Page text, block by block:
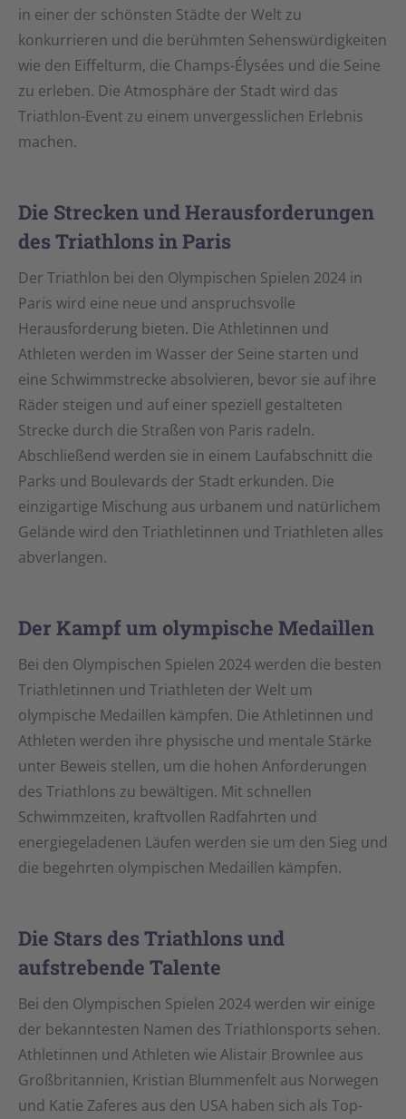
in einer der schönsten Städte der Welt zu
konkurrieren und die berühmten Sehenswürdigkeiten
wie den Eiffelturm, die Champs-Élysées und die Seine
zu erleben. Die Atmosphäre der Stadt wird das
Triathlon-Event zu einem unvergesslichen Erlebnis
machen.
Die Strecken und Herausforderungen
des Triathlons in Paris
Der Triathlon bei den Olympischen Spielen 2024 in
Paris wird eine neue und anspruchsvolle
Herausforderung bieten. Die Athletinnen und
Athleten werden im Wasser der Seine starten und
eine Schwimmstrecke absolvieren, bevor sie auf ihre
Räder steigen und auf einer speziell gestalteten
Strecke durch die Straßen von Paris radeln.
Abschließend werden sie in einem Laufabschnitt die
Parks und Boulevards der Stadt erkunden. Die
einzigartige Mischung aus urbanem und natürlichem
Gelände wird den Triathletinnen und Triathleten alles
abverlangen.
Der Kampf um olympische Medaillen
Bei den Olympischen Spielen 2024 werden die besten
Triathletinnen und Triathleten der Welt um
olympische Medaillen kämpfen. Die Athletinnen und
Athleten werden ihre physische und mentale Stärke
unter Beweis stellen, um die hohen Anforderungen
des Triathlons zu bewältigen. Mit schnellen
Schwimmzeiten, kraftvollen Radfahrten und
energiegeladenen Läufen werden sie um den Sieg und
die begehrten olympischen Medaillen kämpfen.
Die Stars des Triathlons und
aufstrebende Talente
Bei den Olympischen Spielen 2024 werden wir einige
der bekanntesten Namen des Triathlonsports sehen.
Athletinnen und Athleten wie Alistair Brownlee aus
Großbritannien, Kristian Blummenfelt aus Norwegen
und Katie Zaferes aus den USA haben sich als Top-